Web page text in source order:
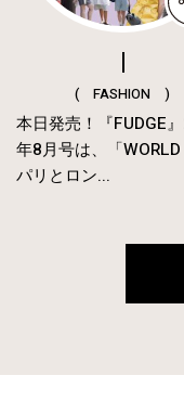
( FASHION )
本日発売！『FUDGE
年8月号は、「
パリとロン...